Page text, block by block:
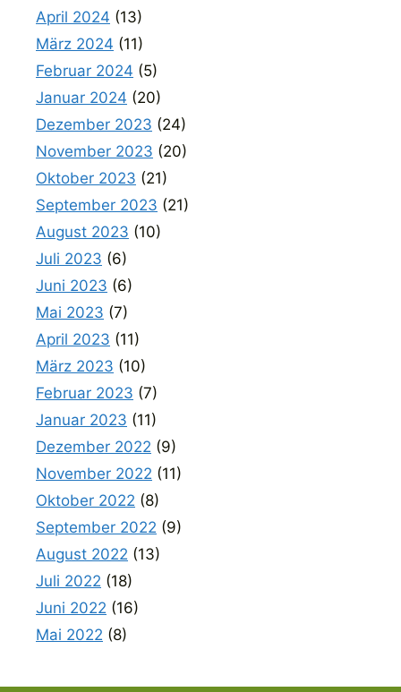
April 2024 (13)
März 2024 (11)
Februar 2024 (5)
Januar 2024 (20)
Dezember 2023 (24)
November 2023 (20)
Oktober 2023 (21)
September 2023 (21)
August 2023 (10)
Juli 2023 (6)
Juni 2023 (6)
Mai 2023 (7)
April 2023 (11)
März 2023 (10)
Februar 2023 (7)
Januar 2023 (11)
Dezember 2022 (9)
November 2022 (11)
Oktober 2022 (8)
September 2022 (9)
August 2022 (13)
Juli 2022 (18)
Juni 2022 (16)
Mai 2022 (8)